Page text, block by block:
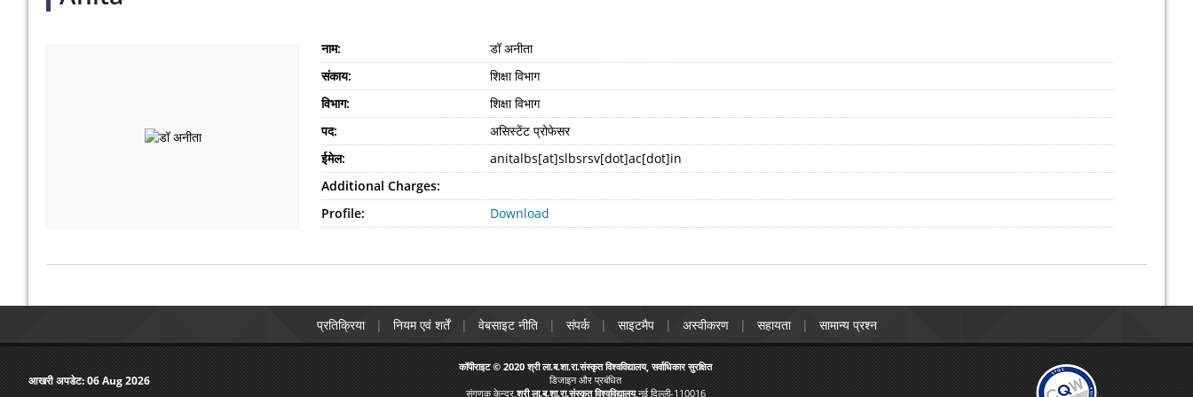
नाम:
डॉ अनीता
संकाय:
शिक्षा विभाग
विभाग:
शिक्षा विभाग
पद:
असिस्टेंट प्रोफेसर
ईमेल:
anitalbs[at]slbsrsv[dot]ac[dot]in
Additional Charges:
Profile:
Download
प्रतिक्रिया नियम एवं शर्तें वेबसाइट नीति संपर्क साइटमैप अस्वीकरण सहायता सामान्य प्रश्न
कॉपीराइट © 2020 श्री ला.ब.शा.रा.संस्कृत विश्वविद्यालय, सर्वाधिकार सुरक्षित
डिजाइन और प्रबंधित
संगणक केन्द्र,श्री ला.ब.शा.रा.संस्कृत विश्वविद्यालय,नई दिल्ली-110016
आखरी अपडेट:06 Aug 2026